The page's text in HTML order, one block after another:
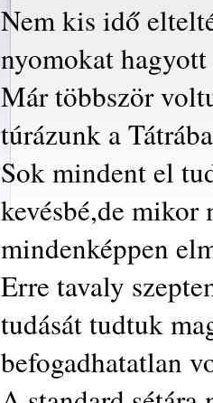
Nem kis idő
nyomokat
Már többször
túrázunk a
Sok mindent el
kevésbé,de
mindenképpen
Erre tavaly
tudását tudtuk
befogadhatatlan